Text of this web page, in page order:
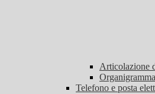
Articolazione
Organigramma
Telefono e posta